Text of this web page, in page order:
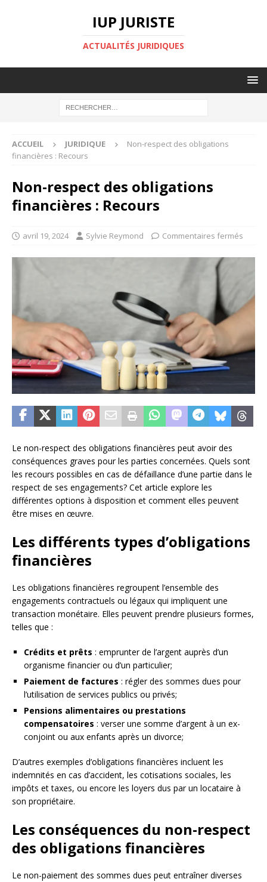
IUP JURISTE
ACTUALITÉS JURIDIQUES
ACCUEIL JURIDIQUE
Non-respect des obligations
financières : Recours
Non-respect des obligations
financières : Recours
avril 19, 2024 Sylvie Reymond Commentaires fermés
Le non-respect des obligations financières peut avoir des
conséquences graves pour les parties concernées. Quels sont
les recours possibles en cas de défaillance d’une partie dans le
respect de ses engagements? Cet article explore les
différentes options à disposition et comment elles peuvent
être mises en œuvre.
Les différents types d’obligations
financières
Les obligations financières regroupent l’ensemble des
engagements contractuels ou légaux qui impliquent une
transaction monétaire. Elles peuvent prendre plusieurs formes,
telles que :
Crédits et prêts : emprunter de l’argent auprès d’un
organisme financier ou d’un particulier;
Paiement de factures : régler des sommes dues pour
l’utilisation de services publics ou privés;
Pensions alimentaires ou prestations
compensatoires : verser une somme d’argent à un ex-
conjoint ou aux enfants après un divorce;
D’autres exemples d’obligations financières incluent les
indemnités en cas d’accident, les cotisations sociales, les
impôts et taxes, ou encore les loyers dus par un locataire à
son propriétaire.
Les conséquences du non-respect
des obligations financières
Le non-paiement des sommes dues peut entraîner diverses